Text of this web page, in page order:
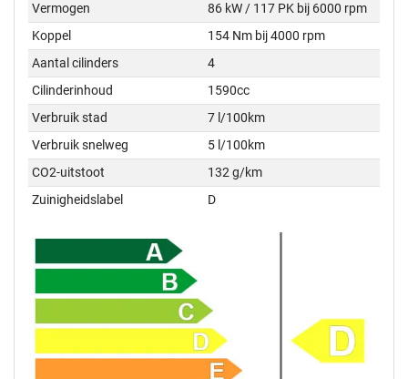
Vermogen
86 kW / 117 PK bij 6000 rpm
Koppel
154 Nm bij 4000 rpm
Aantal cilinders
4
Cilinderinhoud
1590cc
Verbruik stad
7 l/100km
Verbruik snelweg
5 l/100km
CO2-uitstoot
132 g/km
Zuinigheidslabel
D